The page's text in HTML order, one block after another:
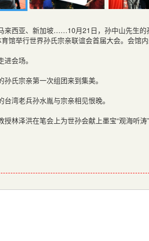
来西亚、新加坡……10月21日，孙中山先生
馆举行世界孙氏宗亲联谊会首届大会。会馆
会场。
氏宗亲第一次组团来到集美。
湾老兵孙水胤与宗亲相见恨晚。
林泽洪在笔会上为世孙会献上墨宝“观海听涛